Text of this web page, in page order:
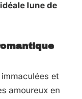
lune de
et
amoureux en